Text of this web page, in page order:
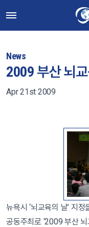
News
2009 부산 뇌
Apr 21st 2009
뉴욕시 ‘뇌교육의 날’ 지
공동주최로 ‘2009 부산